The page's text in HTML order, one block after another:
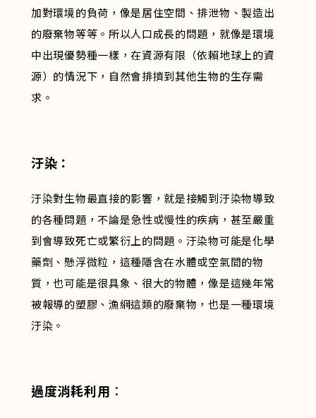
加對環境的負荷，像是居住空間、排泄物、製造出
的廢棄物等等。所以人口成長的問題，就像是環境
中出現優勢種一樣，在資源有限（依賴地球上的資
源）的情況下，自然會排擠到其他生物的生存需
求。
汙染：
汙染對生物最直接的影響，就是接觸到汙染物導致
的各種問題，不論是急性或慢性的疾病，甚至嚴重
到會導致死亡或繁衍上的問題。汙染物可能是化學
藥劑、懸浮微粒，這種隱含在水體或空氣間的物
質，也可能是很具象、很大的物體，像是這幾年常
被報導的塑膠、漁網這類的廢棄物，也是一種環境
汙染。
過度消耗利用 ：